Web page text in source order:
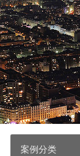
案例分类